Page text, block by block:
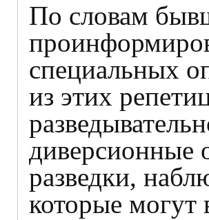
По словам
специальных
из этих
диверсионные
разведки,
которые могут